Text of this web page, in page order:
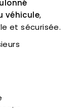
véhicule,
et sécurisée.